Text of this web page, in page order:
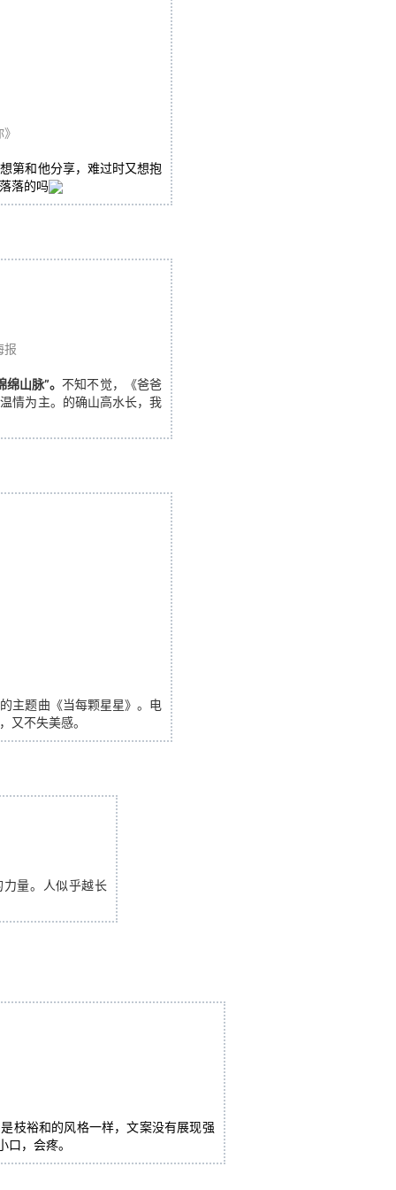
第和他分享，难过时又想抱
落的吗
报
绵山脉”。不知不觉，《爸爸
情为主。的确山高水长，我
主题曲《当每颗星星》。电
又不失美感。
量。人似乎越长
枝裕和的风格一样，文案没有展现强
，会疼。